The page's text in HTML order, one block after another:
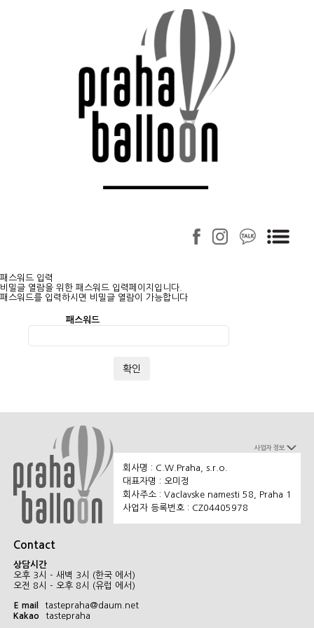
패스워드 입력
비밀글 열람을 위한 패스워드 입력페이지입니다.
패스워드를 입력하시면 비밀글 열람이 가능합니다
패스워드
확인
사업자 정보
회사명 : C.W.Praha, s.r.o.
대표자명 : 오미정
회사주소 : Vaclavske namesti 58, Praha 1
사업자 등록번호 : CZ04405978
Contact
상담시간
오후 3시 - 새벽 3시 (한국 에서)
오전 8시 - 오후 8시 (유럽 에서)
E mail
tastepraha@daum.net
Kakao
tastepraha